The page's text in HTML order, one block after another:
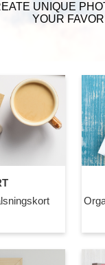
UNIQUE
YOUR